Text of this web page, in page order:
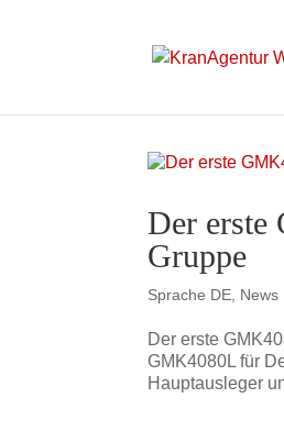
Der erste
Gruppe
Sprache DE News
Der erste
GMK4080L für
Hauptausleger